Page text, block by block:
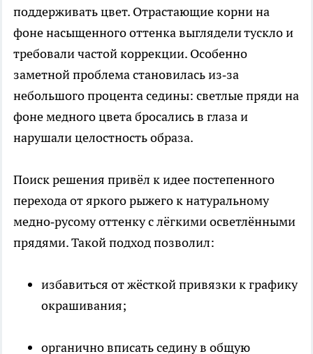
поддерживать цвет. Отрастающие корни на
фоне насыщенного оттенка выглядели тускло и
требовали частой коррекции. Особенно
заметной проблема становилась из‑за
небольшого процента седины: светлые пряди на
фоне медного цвета бросались в глаза и
нарушали целостность образа.
Поиск решения привёл к идее постепенного
перехода от яркого рыжего к натуральному
медно‑русому оттенку с лёгкими осветлёнными
прядями. Такой подход позволил:
избавиться от жёсткой привязки к графику
окрашивания;
органично вписать седину в общую